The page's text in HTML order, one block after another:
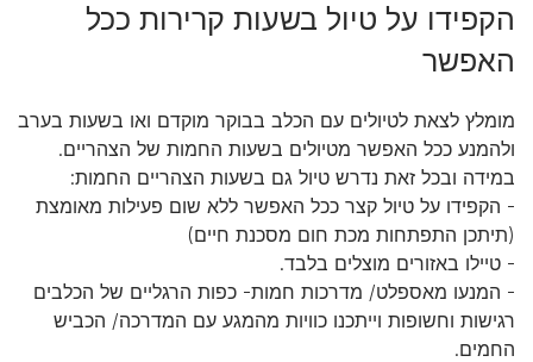
הקפידו על טיול בשעות קרירות ככל
האפשר
מומלץ לצאת לטיולים עם הכלב בבוקר מוקדם ואו בשעות בערב
ולהמנע ככל האפשר מטיולים בשעות החמות של הצהריים.
במידה ובכל זאת נדרש טיול גם בשעות הצהריים החמות:
- הקפידו על טיול קצר ככל האפשר ללא שום פעילות מאומצת
(תיתכן התפתחות מכת חום מסכנת חיים)
- טיילו באזורים מוצלים בלבד.
- המנעו מאספלט/ מדרכות חמות- כפות הרגליים של הכלבים
רגישות וחשופות וייתכנו כוויות מהמגע עם המדרכה/ הכביש
החמים.